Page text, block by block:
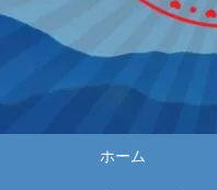
ホーム